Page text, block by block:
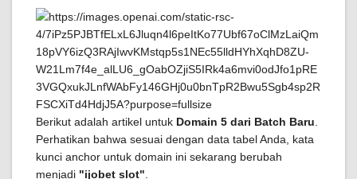
Berikut adalah artikel untuk Domain 5 dari Batch Baru
Perhatikan bahwa sesuai dengan data tabel Anda, kata
kunci anchor untuk domain ini sekarang berubah
menjadi "ijobet slot"